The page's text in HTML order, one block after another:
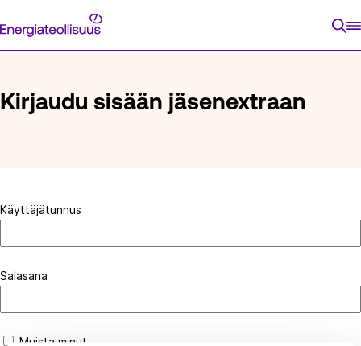
suoraan
Energiateollisuus
ETUSIVU
Kirjaudu sisään jäsenextraan
Käyttäjätunnus
Salasana
Muista minut